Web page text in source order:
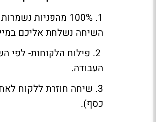
1. 100%
השיחה נשלחת אליכם
העבודה.
3. שיחה חוזרת ללקוח
כסף).